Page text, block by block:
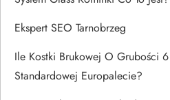
Ekspert SEO Tarnobrzeg
Ile Kostki Brukowej O Grubości
Standardowej Europalecie?